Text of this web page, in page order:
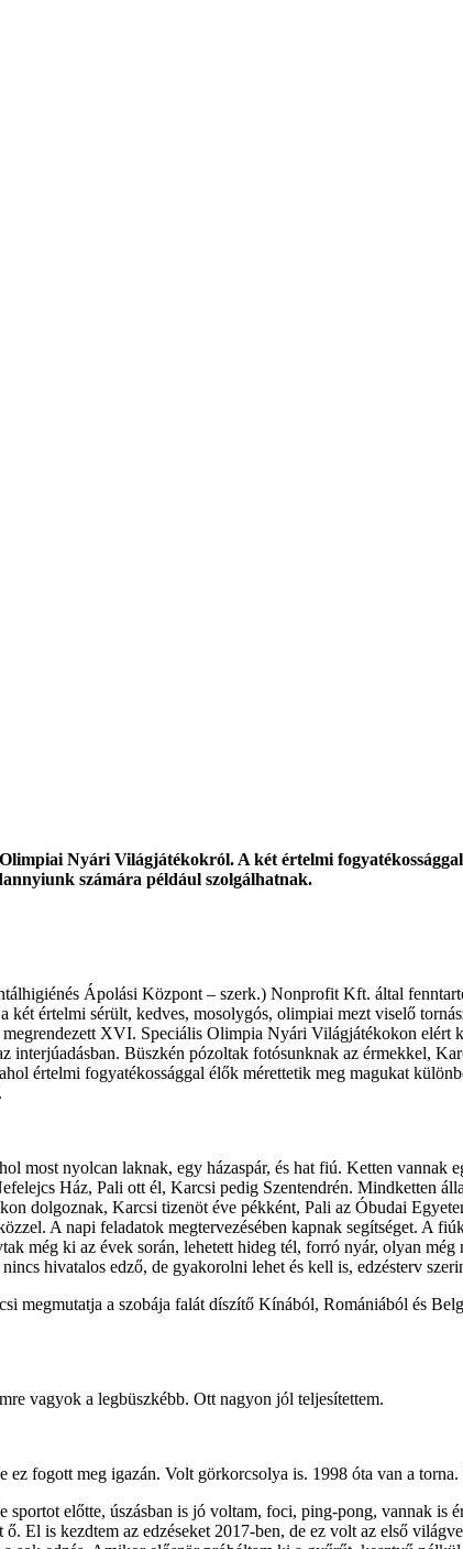
Nyári Világjátékokról. A két értelmi
számára például szolgálhatnak.
Ápolási Központ – szerk.) Nonprofit Kft. által
értelmi sérült, kedves, mosolygós, olimpiai mezt viselő
XVI. Speciális Olimpia Nyári Világjátékokon
Büszkén pózoltak fotósunknak az érmekkel,
értelmi fogyatékossággal élők mérettetik meg magukat
most nyolcan laknak, egy házaspár, és hat fiú. Ketten vannak
Ház, Pali ott él, Karcsi pedig Szentendrén. Mindketten
dolgoznak, Karcsi tizenöt éve pékként, Pali az Óbudai
A napi feladatok megtervezésében kapnak segítséget. A
még ki az évek során, lehetett hideg tél, forró nyár, olyan
hivatalos edző, de gyakorolni lehet és kell is, edzésterv
megmutatja a szobája falát díszítő Kínából, Romániából és
vagyok a legbüszkébb. Ott nagyon jól teljesítettem.
fogott meg igazán. Volt görkorcsolya is. 1998 óta van a torna.
előtte, úszásban is jó voltam, foci, ping-pong, vannak is
El is kezdtem az edzéseket 2017-ben, de ez volt az első